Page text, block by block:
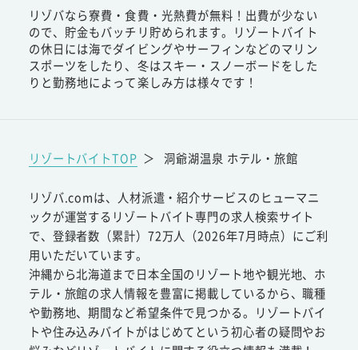
リゾバなら寮費・食費・光熱費が無料！出費が少ない
ので、貯金もバッチリ貯められます。リゾートバイト
の休日には海でダイビングやサーフィンなどのマリン
スポーツをしたり、冬はスキー・スノーボードをした
りと勤務地によって楽しみ方は様々です！
リゾートバイトTOP ＞ 洞爺湖温泉 ホテル・旅館
リゾバ.comは、人材派遣・紹介サービスのヒューマニ
ックが運営するリゾートバイト専門の求人検索サイト
で、登録者数（累計）72万人（2026年7月時点）にご利
用いただいています。
沖縄から北海道まで日本全国のリゾート地や観光地、ホ
テル・旅館の求人情報を豊富に掲載しているから、職種
や勤務地、期間など希望条件で見つかる。リゾートバイ
トや住み込みバイトがはじめてという初心者の疑問やお